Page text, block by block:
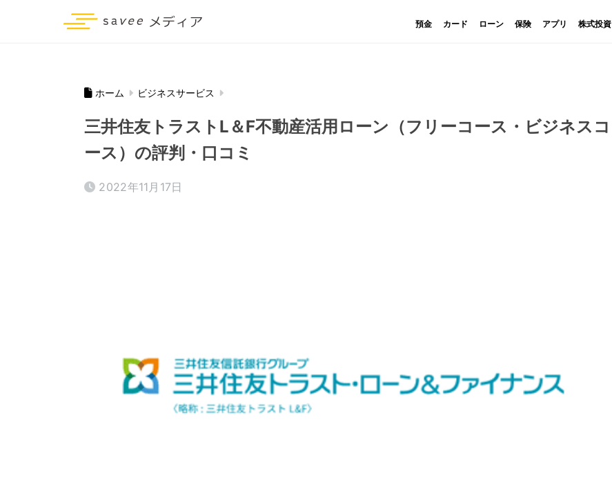
預金 カード ローン 保険 アプリ 株式投資
ホーム ビジネスサービス
三井住友トラストL＆F不動産活用ローン（フリーコース・ビジネスコ
ース）の評判・口コミ
2022年11月17日